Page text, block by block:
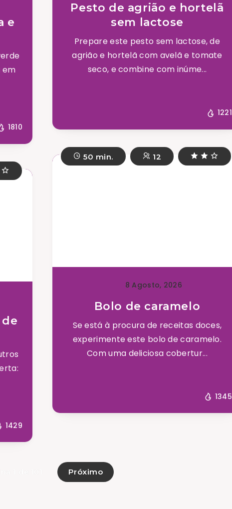
e
em
1810
Pesto de agrião e hortelã
sem lactose
Prepare este pesto sem lactose, de
agrião e hortelã com avelã e tomate
seco, e combine com inúme...
1221
1429
50 min. 12
8 Agosto, 2026
Bolo de caramelo
Se está à procura de receitas doces,
experimente este bolo de caramelo.
Com uma deliciosa cobertur...
1345
Próximo